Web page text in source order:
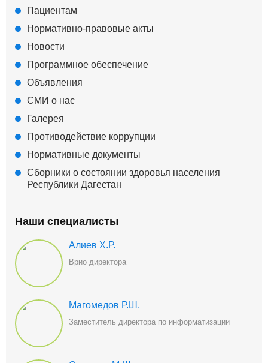
Пациентам
Нормативно-правовые акты
Новости
Программное обеспечение
Объявления
СМИ о нас
Галерея
Противодействие коррупции
Нормативные документы
Сборники о состоянии здоровья населения
Республики Дагестан
Наши специалисты
Алиев Х.Р.
Врио директора
Магомедов Р.Ш.
Заместитель директора по информатизации